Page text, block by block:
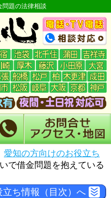
問題の法律相談
愛知の方向けのお役立ち
で借金問題を抱えている
立ち情報（目次）へ